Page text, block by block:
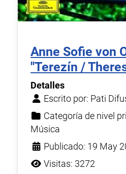
Anne Sofie von
''Terezín /
Detalles
Escrito por: Pati
Categoría de nivel
Música
Publicado: 19 May
Visitas: 3272